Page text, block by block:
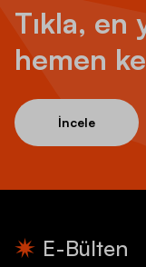
Tıkla, en
hemen
İncele
E-Bülten